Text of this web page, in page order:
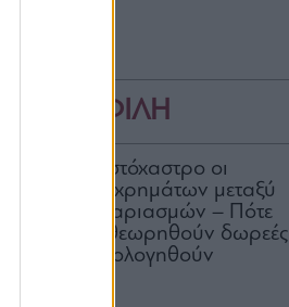
ΔΗΜΟΦΙΛΗ
ΑΑΔΕ: Στο στόχαστρο οι
μεταφορές χρημάτων μεταξύ
κοινών λογαριασμών – Πότε
μπορεί να θεωρηθούν δωρεές
και να φορολογηθούν